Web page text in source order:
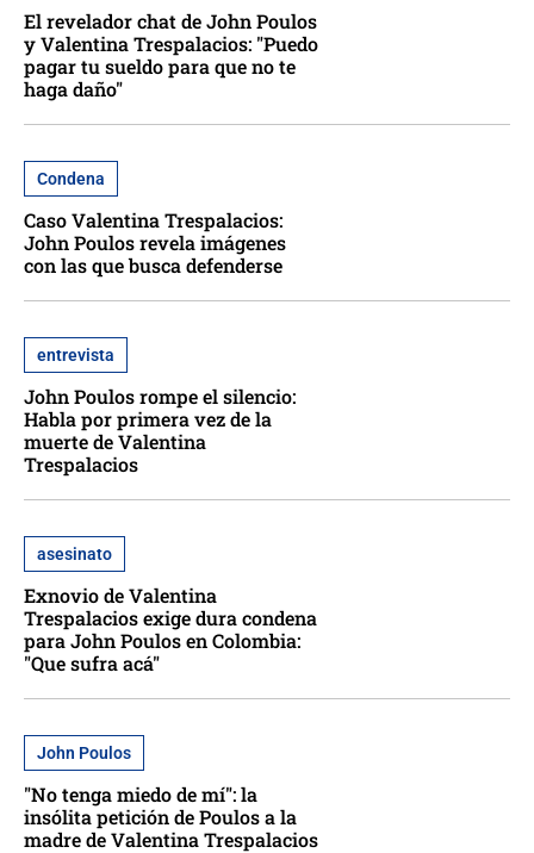
El revelador chat de John Poulos
y Valentina Trespalacios: "Puedo
pagar tu sueldo para que no te
haga daño"
Condena
Caso Valentina Trespalacios:
John Poulos revela imágenes
con las que busca defenderse
entrevista
John Poulos rompe el silencio:
Habla por primera vez de la
muerte de Valentina
Trespalacios
asesinato
Exnovio de Valentina
Trespalacios exige dura condena
para John Poulos en Colombia:
"Que sufra acá"
John Poulos
"No tenga miedo de mí": la
insólita petición de Poulos a la
madre de Valentina Trespalacios